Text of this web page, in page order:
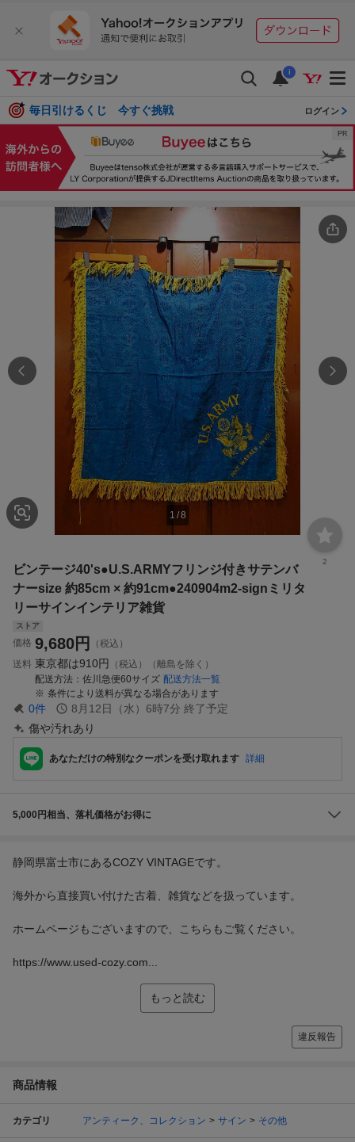
i
毎日引けるくじ 今すぐ挑戦 ログイン
1 /8
2
ビンテージ40's●U.S.ARMYフリンジ付きサテンバ
ナーsize 約85cm × 約91cm●240904m2-signミリタ
リーサインインテリア雑貨
ストア
価格 9,680円
（税込）
送料 東京都は910円
（税込）（離島を除く）
配送方法
佐川急便60サイズ 配送方法一覧
条件により送料が異なる場合があります
0件 8月12日（水）6時7分 終了予定
傷や汚れあり
あなただけの特別なクーポンを受け取れます 詳細
5,000円相当、落札価格がお得に
静岡県富士市にあるCOZY VINTAGEです。
海外から直接買い付けた古着、雑貨などを扱っています。
ホームページもございますので、こちらもご覧ください。
https://www.used-cozy.com...
もっと読む
違反報告
商品情報
カテゴリ アンティーク、コレクション サイン その他